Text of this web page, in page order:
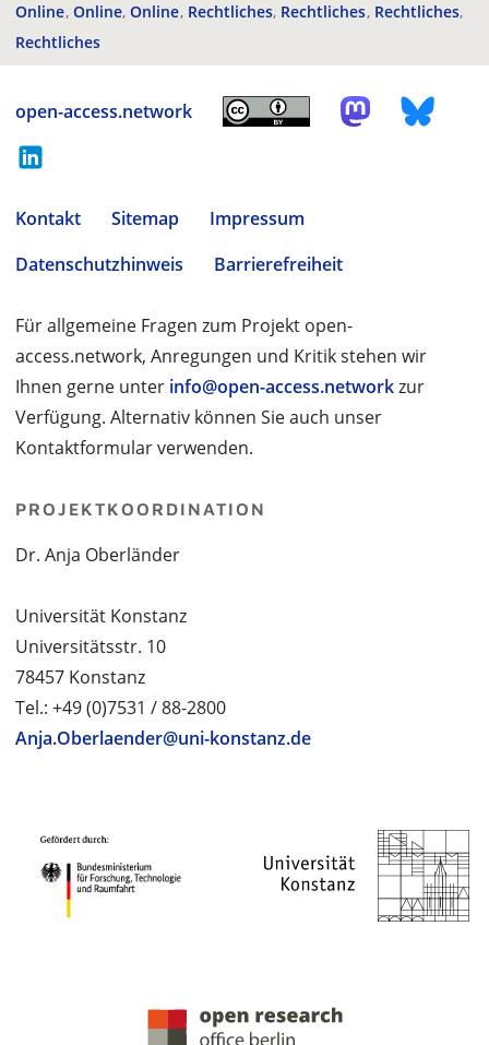
Online Online Online Rechtliches Rechtliches Rechtliches
Rechtliches
open-access.network
Kontakt Sitemap
Impressum
Datenschutzhinweis
Barrierefreiheit
Für allgemeine Fragen zum Projekt open-
access.network, Anregungen und Kritik stehen wir
Ihnen gerne unter info@open-access.networkzur
Verfügung. Alternativ können Sie auch unser
Kontaktformular verwenden.
PROJEKTKOORDINATION
Dr. Anja Oberländer
Universität Konstanz
Universitätsstr. 10
78457 Konstanz
Tel.: +49 (0)7531 / 88-2800
Anja.Oberlaender@uni-konstanz.de